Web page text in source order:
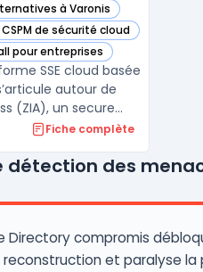
à Varonis
catégorie
de sécurité cloud
catégorie
pour entreprises
catégorie
SSE cloud basée
autour de
(ZIA), un secure
en proxy cloud
le contrôle et la
Fiche complète
détection des
Directory compromis
et paralyse la